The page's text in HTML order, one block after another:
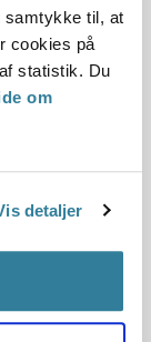
samtykke til, at
cookies på
statistik. Du
om
detaljer
Hovedstaden
på hans bil og
totalvægt.
ulovligt ved at
med den